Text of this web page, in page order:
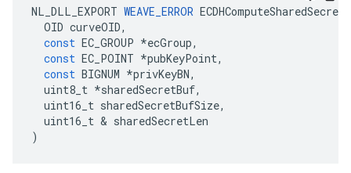
NL_DLL_EXPORT WEAVE_ERROR ECDHComputeSharedSecret
OID curveOID,
const EC_GROUP *ecGroup,
const EC_POINT *pubKeyPoint,
const BIGNUM *privKeyBN,
uint8_t *sharedSecretBuf,
uint16_t sharedSecretBufSize,
uint16_t & sharedSecretLen
)